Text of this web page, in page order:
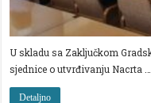
U skladu sa Zaključkom
sjednice o utvrđivanju Nacrta …
Detaljno